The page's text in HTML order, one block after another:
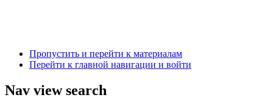
Пропустить и перейти к материалам
Перейти к главной навигации и войти
Nav view search